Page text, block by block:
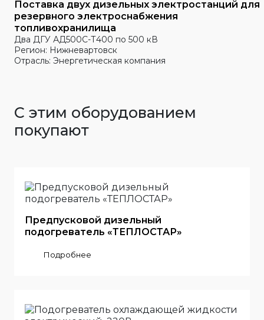
Поставка двух дизельных электростанций для
резервного электроснабжения
топливохранилища
Два ДГУ АД500С-Т400 по 500 кВ
Регион: Нижневартовск
Отрасль: Энергетическая компания
С этим оборудованием
покупают
Предпусковой дизельный
подогреватель «ТЕПЛОСТАР»
Подробнее